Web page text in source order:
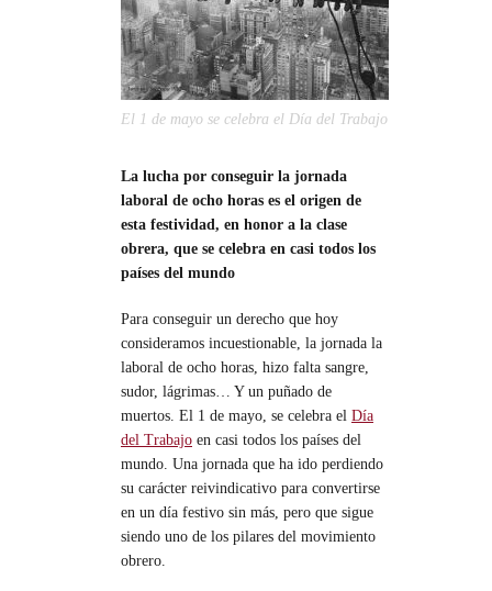
El 1 de mayo se celebra el Día del Trabajo
La lucha por conseguir la jornada
laboral de ocho horas es el origen de
esta festividad, en honor a la clase
obrera, que se celebra en casi todos los
países del mundo
Para conseguir un derecho que hoy
consideramos incuestionable, la jornada la
laboral de ocho horas, hizo falta sangre,
sudor, lágrimas… Y un puñado de
muertos. El 1 de mayo, se celebra el Día
del Trabajo en casi todos los países del
mundo. Una jornada que ha ido perdiendo
su carácter reivindicativo para convertirse
en un día festivo sin más, pero que sigue
siendo uno de los pilares del movimiento
obrero.